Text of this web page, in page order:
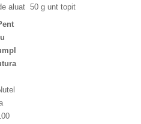
aluat 50 g unt topit